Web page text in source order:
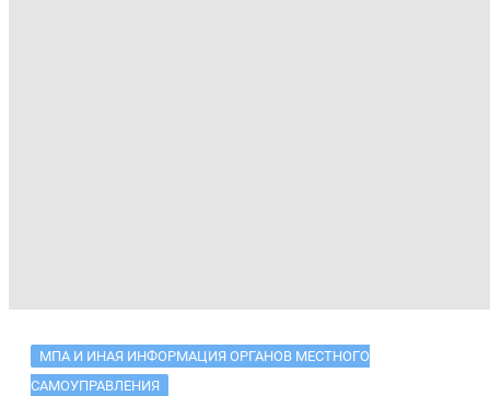
МПА И ИНАЯ ИНФОРМАЦИЯ ОРГАНОВ МЕСТНОГО
САМОУПРАВЛЕНИЯ